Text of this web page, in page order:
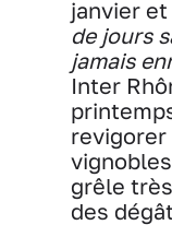
janvier
de jours
jamais
Inter
revigorer
grêle
des